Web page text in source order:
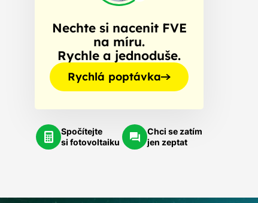
Nechte si nacenit FVE
na míru.
Rychle a jednoduše.
Rychlá poptávka
Spočítejte
si fotovoltaiku
Chci se zatím
jen zeptat